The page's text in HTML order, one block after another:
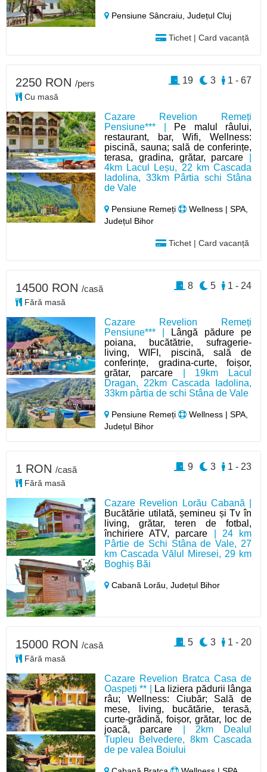
Pensiune Sâncraiu,Județul Cluj
Tichet | Card vacanță
Cazare Revelion Remeți
Pensiune*** |
Pe malul râului,
restaurant, bar, Wifi, Wellness:
piscină, sauna; sală de conferințe,
terasa, gradina, grătar, parcare
4km Lacul Leșu, 22 km Cascada
Iadolina, 33km Pârtia schi Stâna
de Vale
Pensiune Remeți
Wellness | SPA,
Județul Bihor
Tichet | Card vacanță
2250 RON /pers
Cu masă
1 - 67
3
19
Cazare Revelion Remeți
Pensiune*** |
Lângă pădure pe
poiana, bucătătrie, sufragerie-
living, WIFI, piscină, sală de
conferințe, gradina-curte, foișor,
grătar, parcare| 19km Lacul
Dragan, 22km Cascada Iadolina,
33km pârtia de schi Stâna de Vale
Pensiune Remeți
Wellness | SPA,
Județul Bihor
14500 RON /casă
Fără masă
1 - 24
5
8
Cazare Revelion Lorău Cabană |
Bucătărie utilată, șemineu și Tv în
living, grătar, teren de fotbal,
închiriere ATV, parcare | 24 km
Pârtie de Schi Stâna de Vale, 27
km Cascada Vălul Miresei, 29 km
Boghiș Băi
Cabană Lorău,Județul Bihor
1 RON /casă
Fără masă
1 - 23
3
9
Cazare Revelion Bratca Casa de
Oaspeți ** |
La liziera pădurii lânga
râu; Wellness: Ciubăr; Sală de
mese, living, bucătărie, terasă,
curte-grădină, foișor, grătar, loc de
joacă, parcare | 2km Dealul
Tupleu Belvedere, 8km Cascada
de pe valea Boiului
15000 RON /casă
Fără masă
1 - 20
3
5